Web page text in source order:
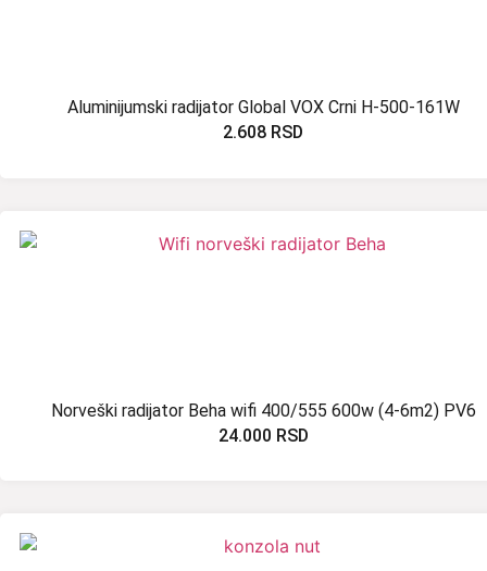
Aluminijumski radijator Global VOX Crni H-500-161W
2.608 RSD
Norveški radijator Beha wifi 400/555 600w (4-6m2) PV6
24.000 RSD